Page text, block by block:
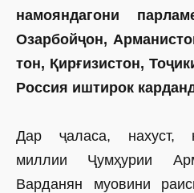
намояндагони
Озарбойҷон,
тон, Қирғизистон,
Россия иштирок
Дар ҷаласа, нахуст,
миллии Ҷумҳурии
Варданян муовини